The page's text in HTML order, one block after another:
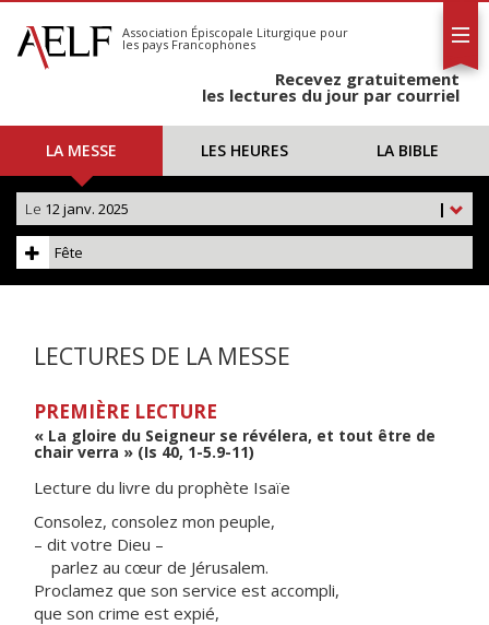
S'abonner
Calendrier
Association Épiscopale Liturgique pour
les pays Francophones
Recevez gratuitement
les lectures du jour par courriel
LA MESSE LES HEURES LA BIBLE
|
Le 12 janv. 2025
Fête
LECTURES DE LA MESSE
PREMIÈRE LECTURE
« La gloire du Seigneur se révélera, et tout être de
chair verra » (Is 40, 1-5.9-11)
Lecture du livre du prophète Isaïe
Consolez, consolez mon peuple,
– dit votre Dieu –
parlez au cœur de Jérusalem.
Proclamez que son service est accompli,
que son crime est expié,